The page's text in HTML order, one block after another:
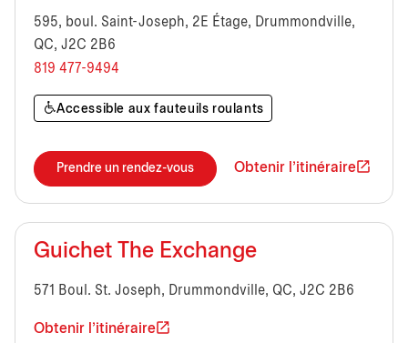
595, boul. Saint-Joseph, 2E Étage, Drummondville,
QC, J2C 2B6
819 477-9494
Accessible aux fauteuils roulants
Prendre un rendez-vous Obtenir l'itinéraire
Guichet The Exchange
571 Boul. St. Joseph, Drummondville, QC, J2C 2B6
Obtenir l'itinéraire